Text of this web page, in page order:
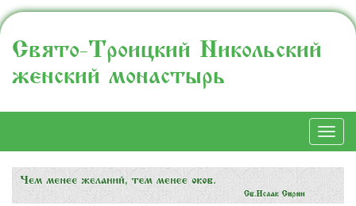
Свято-Троицкий Никольский
женский монастырь